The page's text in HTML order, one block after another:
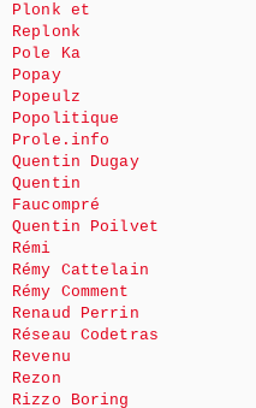
Plonk et
Replonk
Pole Ka
Popay
Popeulz
Popolitique
Prole.info
Quentin Dugay
Quentin
Faucompré
Quentin Poilvet
Rémi
Rémy Cattelain
Rémy Comment
Renaud Perrin
Réseau Codetras
Revenu
Rezon
Rizzo Boring